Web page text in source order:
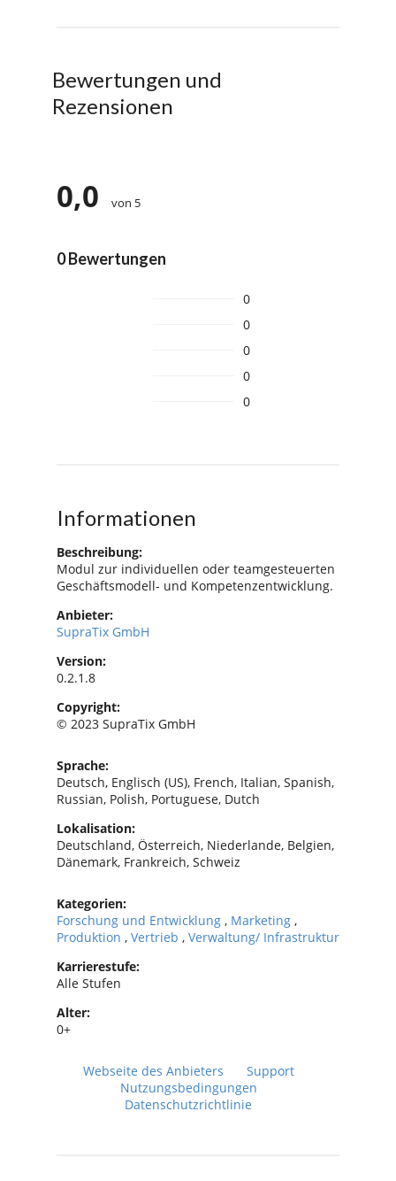
Bewertungen und
Rezensionen
0,0 von 5
0 Bewertungen
0
0
0
0
0
Informationen
Beschreibung:
Modul zur individuellen oder teamgesteuerten
Geschäftsmodell- und Kompetenzentwicklung.
Anbieter:
SupraTix GmbH
Version:
0.2.1.8
Copyright:
© 2023 SupraTix GmbH
Sprache:
Deutsch, Englisch (US), French, Italian, Spanish,
Russian, Polish, Portuguese, Dutch
Lokalisation:
Deutschland, Österreich, Niederlande, Belgien,
Dänemark, Frankreich, Schweiz
Kategorien:
Forschung und Entwicklung , Marketing ,
Produktion , Vertrieb , Verwaltung/ Infrastruktur
Karrierestufe:
Alle Stufen
Alter:
0+
Webseite des Anbieters
Support
Nutzungsbedingungen
Datenschutzrichtlinie